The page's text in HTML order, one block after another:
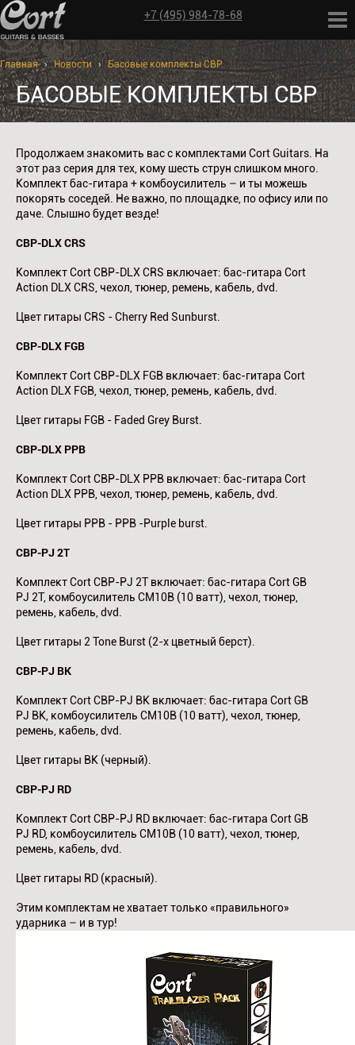
+7 (495) 984-78-68
Главная › Новости › Басовые комплекты CBP
БАСОВЫЕ КОМПЛЕКТЫ CBP
Продолжаем знакомить вас с комплектами Cort Guitars. На
этот раз серия для тех, кому шесть струн слишком много.
Комплект бас-гитара + комбоусилитель – и ты можешь
покорять соседей. Не важно, по площадке, по офису или по
даче. Слышно будет везде!
CBP-DLX CRS
Комплект Cort CBP-DLX CRS включает: бас-гитара Cort
Action DLX CRS, чехол, тюнер, ремень, кабель, dvd.
Цвет гитары CRS - Cherry Red Sunburst.
CBP-DLX FGB
Комплект Cort CBP-DLX FGB включает: бас-гитара Cort
Action DLX FGB, чехол, тюнер, ремень, кабель, dvd.
Цвет гитары FGB - Faded Grey Burst.
CBP-DLX PPB
Комплект Cort CBP-DLX PPB включает: бас-гитара Cort
Action DLX PPB, чехол, тюнер, ремень, кабель, dvd.
Цвет гитары PPB - PPB -Purple burst.
CBP-PJ 2T
Комплект Cort CBP-PJ 2T включает: бас-гитара Cort GB
PJ 2T, комбоусилитель CM10B (10 ватт), чехол, тюнер,
ремень, кабель, dvd.
Цвет гитары 2 Tone Burst (2-х цветный берст).
CBP-PJ BK
Комплект Cort CBP-PJ BK включает: бас-гитара Cort GB
PJ BK, комбоусилитель CM10B (10 ватт), чехол, тюнер,
ремень, кабель, dvd.
Цвет гитары BK (черный).
CBP-PJ RD
Комплект Cort CBP-PJ RD включает: бас-гитара Cort GB
PJ RD, комбоусилитель CM10B (10 ватт), чехол, тюнер,
ремень, кабель, dvd.
Цвет гитары RD (красный).
Этим комплектам не хватает только «правильного»
ударника – и в тур!